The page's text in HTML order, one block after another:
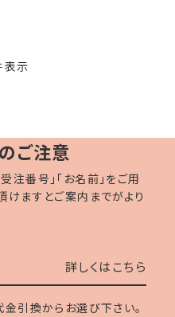
表示
ご注意
注番号」「お名前」をご用
けますとご案内までがより
詳しくはこちら
金引換からお選び下さい。